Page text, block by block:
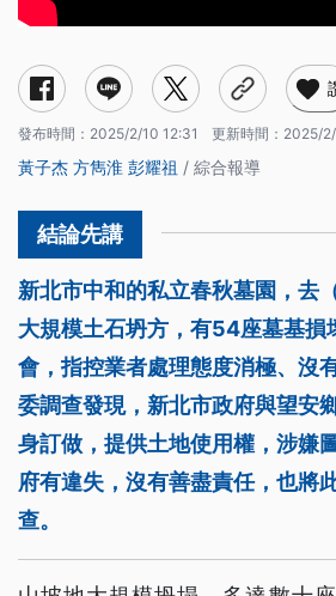
發布時間： 2025/2/10 12:31 更新時間： 2025/
黃子杰 方雋淮 彭耀祖 / 綜合報導
新北市中和的私立春秋墓園，去
大規模土石坍方，有54座墓基損
會，指控業者處理態度消極、沒
委調查發現，新北市政府與望安
身訂做，提供土地使用權，涉嫌
府有違失，沒有善盡責任，也將
查。